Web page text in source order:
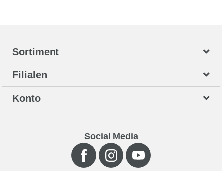
Sortiment
Filialen
Konto
Social Media